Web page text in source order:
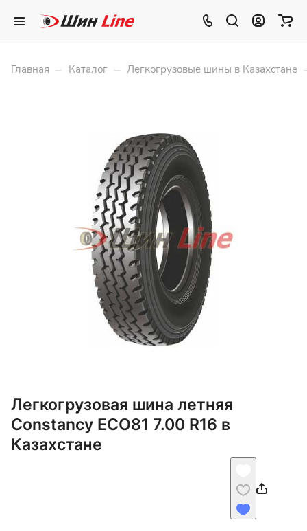
Главная – Каталог – Легкогрузовые шины в Казахстане
Легкогрузовая шина летняя
Constancy ECO81 7.00 R16 в
Казахстане